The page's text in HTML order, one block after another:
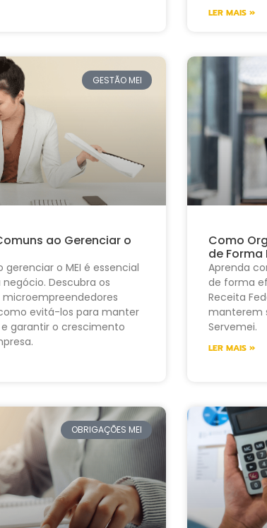
LER MAIS »
GESTÃO MEI
ao Gerenciar o
o MEI é essencial
Descubra os
microempreendedores
evitá-los para manter
e garantir o crescimento
Como
de Forma
Aprenda
de forma
Receita
manterem
Servemei.
LER MAIS »
OBRIGAÇÕES MEI